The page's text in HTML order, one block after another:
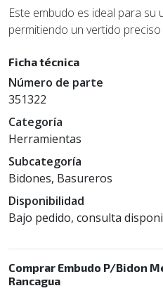
Este embudo es ideal para su
permitiendo un vertido
Ficha técnica
Número de parte
351322
Categoría
Herramientas
Subcategoría
Bidones, Basureros
Disponibilidad
Bajo pedido, consulta
Comprar Embudo P/Bidon
Rancagua